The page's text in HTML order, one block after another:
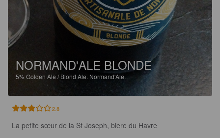
NORMAND'ALE BLONDE
5%Golden Ale / Blond Ale. Normand'Ale.
2.8
La petite sœur de la St Joseph, biere du Havre